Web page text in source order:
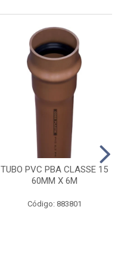
TUBO PVC PBA CLASSE 15
60MM X 6M
Código: 883801